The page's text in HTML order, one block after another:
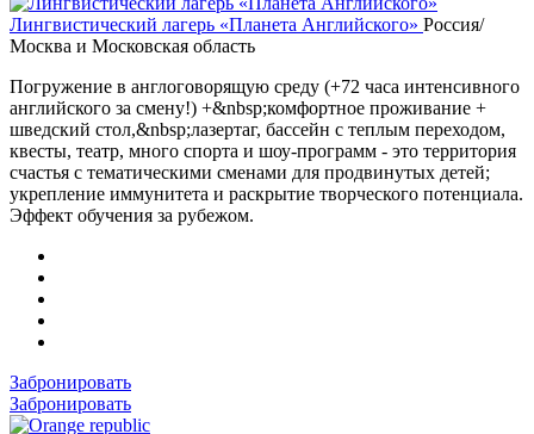
Лингвистический лагерь «Планета Английского» Россия/
Москва и Московская область
Погружение в англоговорящую среду (+72 часа интенсивного
английского за смену!) +&nbsp;комфортное проживание +
шведский стол,&nbsp;лазертаг, бассейн с теплым переходом,
квесты, театр, много спорта и шоу-программ - это территория
счастья с тематическими сменами для продвинутых детей;
укрепление иммунитета и раскрытие творческого потенциала.
Эффект обучения за рубежом.
Забронировать
Забронировать